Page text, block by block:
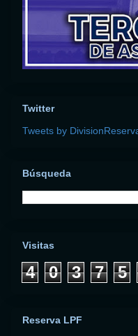
Twitter
Tweets by
Búsqueda
Visitas
4 0 3 7 5
Reserva LPF